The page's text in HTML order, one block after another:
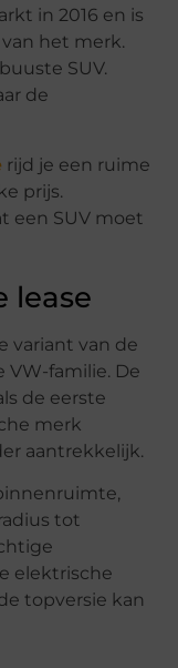
in 2016 en is
het merk.
SUV.
de
rijd je een ruime
prijs.
een SUV moet
lease
variant van de
VW-familie. De
de eerste
merk
aantrekkelijk.
tot
elektrische
topversie kan